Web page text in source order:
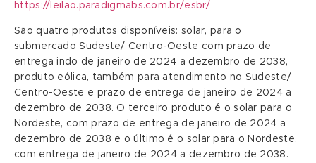
https://leilao.paradigmabs.com.br/esbr/
São quatro produtos disponíveis: solar, para o
submercado Sudeste/ Centro-Oeste com prazo de
entrega indo de janeiro de 2024 a dezembro de 2038,
produto eólica, também para atendimento no Sudeste/
Centro-Oeste e prazo de entrega de janeiro de 2024 a
dezembro de 2038. O terceiro produto é o solar para o
Nordeste, com prazo de entrega de janeiro de 2024 a
dezembro de 2038 e o último é o solar para o Nordeste,
com entrega de janeiro de 2024 a dezembro de 2038.